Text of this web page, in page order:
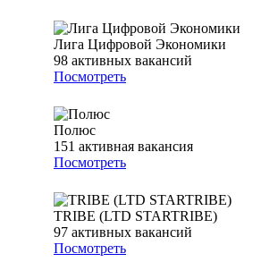
Лига Цифровой Экономики
98 активных вакансий
Посмотреть
Полюс
151 активная вакансия
Посмотреть
TRIBE (LTD STARTRIBE)
97 активных вакансий
Посмотреть